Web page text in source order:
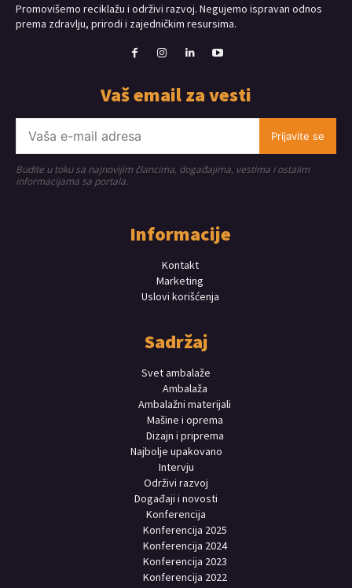
Promovišemo reciklažu i održivi razvoj. Negujemo ispravan odnos
prema zdravlju, prirodi i zajedničkim resursima.
Vaš email za vesti
Prijavite se
Budite u toku sa najnovijim člancima, događajima, vestima i ostalim
informacijama sa portala.
Informacije
Kontakt
Marketing
Uslovi korišćenja
Sadržaj
Svet ambalaže
Ambalaža
Ambalažni materijali
Mašine i oprema
Dizajn i priprema
Najbolje upakovano
Intervju
Održivi razvoj
Događaji i novosti
Konferencija
Konferencija 2025
Konferencija 2024
Konferencija 2023
Konferencija 2022